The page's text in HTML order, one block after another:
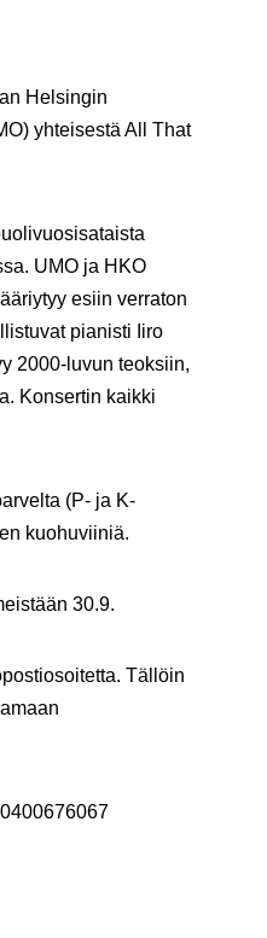
Helsingin
yhteisestä All That
UMO ja HKO
esiin verraton
pianisti Iiro
2000-luvun teoksiin,
Konsertin kaikki
(P- ja K-
kuohuviiniä.
30.9.
Tällöin